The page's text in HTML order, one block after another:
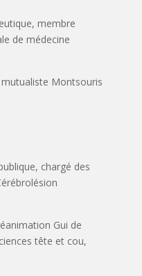
membre
de médecine
Montsouris
chargé des
Gui de
tête et cou,